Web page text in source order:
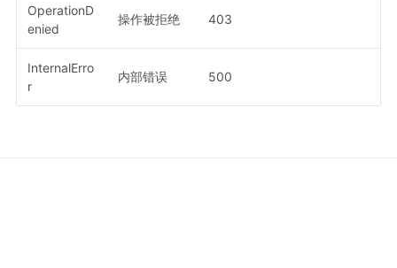
OperationD
enied
操作被拒绝 403
InternalErro
r
内部错误 500